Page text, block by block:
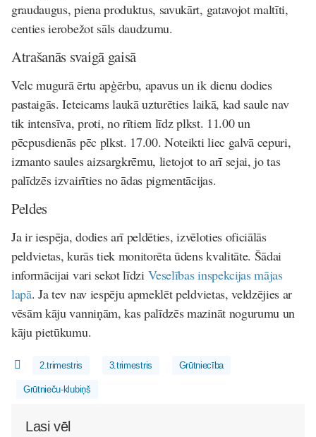
graudaugus, piena produktus, savukārt, gatavojot maltīti,
centies ierobežot sāls daudzumu.
Atrašanās svaigā gaisā
Velc mugurā ērtu apģērbu, apavus un ik dienu dodies
pastaigās. Ieteicams laukā uzturēties laikā, kad saule nav
tik intensīva, proti, no rītiem līdz plkst. 11.00 un
pēcpusdienās pēc plkst. 17.00. Noteikti liec galvā cepuri,
izmanto saules aizsargkrēmu, lietojot to arī sejai, jo tas
palīdzēs izvairīties no ādas pigmentācijas.
Peldes
Ja ir iespēja, dodies arī peldēties, izvēloties oficiālās
peldvietas, kurās tiek monitorēta ūdens kvalitāte. Šādai
informācijai vari sekot līdziVeselības inspekcijas mājas
lapā. Ja tev nav iespēju apmeklēt peldvietas, veldzējies ar
vēsām kāju vanniņām, kas palīdzēs mazināt nogurumu un
kāju pietūkumu.
2.trimestris 3.trimestris Grūtniecība
Grūtnieču-klubiņš
Lasi vēl